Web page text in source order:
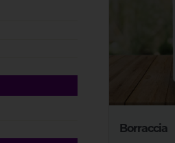
Borraccia